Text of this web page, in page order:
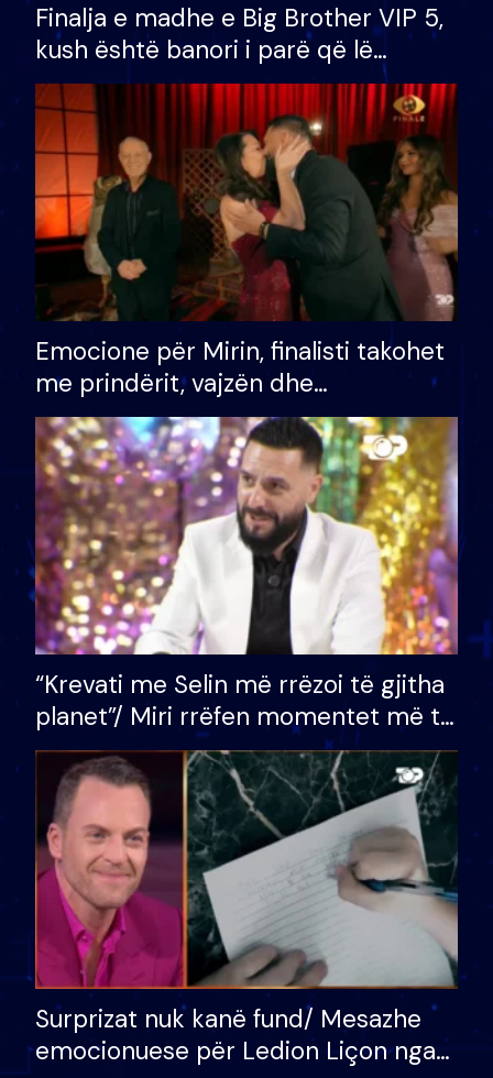
Finalja e madhe e Big Brother VIP 5,
kush është banori i parë që lë
shtëpinë dhe humb mundësinë për
të fituar çmimin e madh
Emocione për Mirin, finalisti takohet
me prindërit, vajzën dhe
bashkëshorten: S’kemi ndonjë letër
divorci apo jo?
“Krevati me Selin më rrëzoi të gjitha
planet”/ Miri rrëfen momentet më të
bukura në shtëpinë e BB VIP: Do më
mungojë zilja e mëngjesit kur…
Surprizat nuk kanë fund/ Mesazhe
emocionuese për Ledion Liçon nga